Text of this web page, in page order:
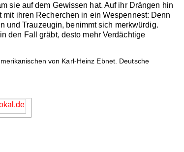
sie auf dem Gewissen hat. Auf ihr Drängen hin
ihren Recherchen in ein Wespennest: Denn
und Trauzeugin, benimmt sich merkwürdig.
den Fall gräbt, desto mehr Verdächtige
von Karl-Heinz Ebnet. Deutsche